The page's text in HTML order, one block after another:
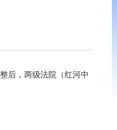
后，两级法院（红河中